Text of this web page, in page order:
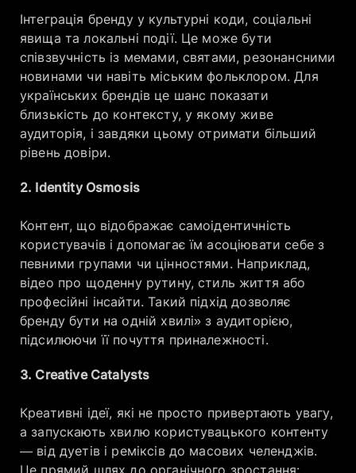
Інтеграція бренду у культурні коди, соціальні
явища та локальні події. Це може бути
співзвучність із мемами, святами, резонансними
новинами чи навіть міським фольклором. Для
українських брендів це шанс показати
близькість до контексту, у якому живе
аудиторія, і завдяки цьому отримати більший
рівень довіри.
2. Identity Osmosis
Контент, що відображає самоідентичність
користувачів і допомагає їм асоціювати себе з
певними групами чи цінностями. Наприклад,
відео про щоденну рутину, стиль життя або
професійні інсайти. Такий підхід дозволяє
бренду бути на одній хвилі» з аудиторією,
підсилюючи її почуття приналежності.
3. Creative Catalysts
Креативні ідеї, які не просто привертають увагу,
а запускають хвилю користувацького контенту
— від дуетів і реміксів до масових челенджів.